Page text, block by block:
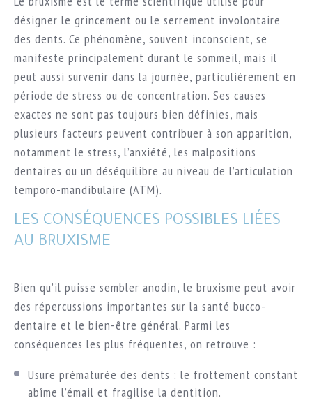
450-433-7000
désigner le grincement ou le serrement involontaire
des dents. Ce phénomène, souvent inconscient, se
manifeste principalement durant le sommeil, mais il
peut aussi survenir dans la journée, particulièrement en
période de stress ou de concentration. Ses causes
exactes ne sont pas toujours bien définies, mais
plusieurs facteurs peuvent contribuer à son apparition,
notamment le stress, l’anxiété, les malpositions
dentaires ou un déséquilibre au niveau de l’articulation
temporo-mandibulaire (ATM).
LES CONSÉQUENCES POSSIBLES LIÉES
AU BRUXISME
Bien qu’il puisse sembler anodin, le bruxisme peut avoir
des répercussions importantes sur la santé bucco-
dentaire et le bien-être général. Parmi les
conséquences les plus fréquentes, on retrouve :
Usure prématurée des dents : le frottement constant
abîme l’émail et fragilise la dentition.